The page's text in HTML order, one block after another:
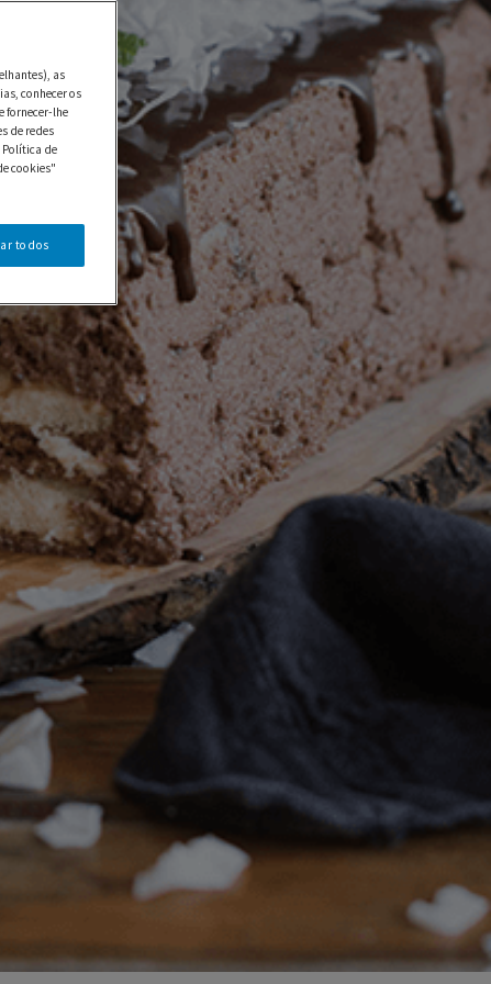
as
conhecer os
fornecer-lhe
de redes
de
cookies"
todos